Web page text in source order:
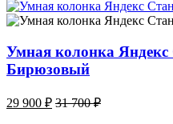
Умная колонка
Бирюзовый
29 900 ₽ 31 700₽